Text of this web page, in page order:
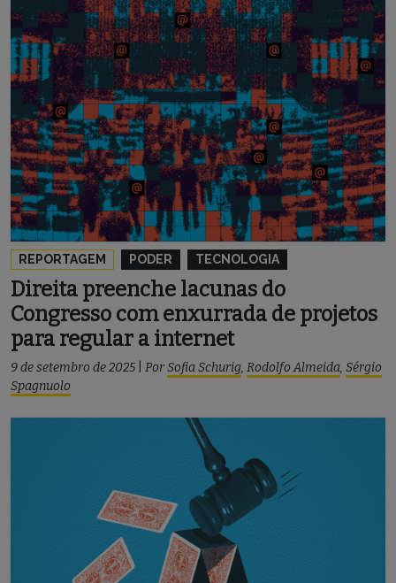
REPORTAGEM PODER TECNOLOGIA
Direita preenche lacunas do
Congresso com enxurrada de projetos
para regular a internet
9 de setembro de 2025 PorSofia Schurig, Rodolfo Almeida, Sérgio
Spagnuolo